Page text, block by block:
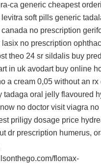
ca generic cheapest
levitra soft pills generic
no prescription
lasix no prescription
theo 24 sr sildalis buy
in uk avodart buy online
a cream 0,05 without an rx
tadaga oral jelly flavoured
no doctor visit viagra no
priligy dosage price
dr prescription humerus,
flomax-